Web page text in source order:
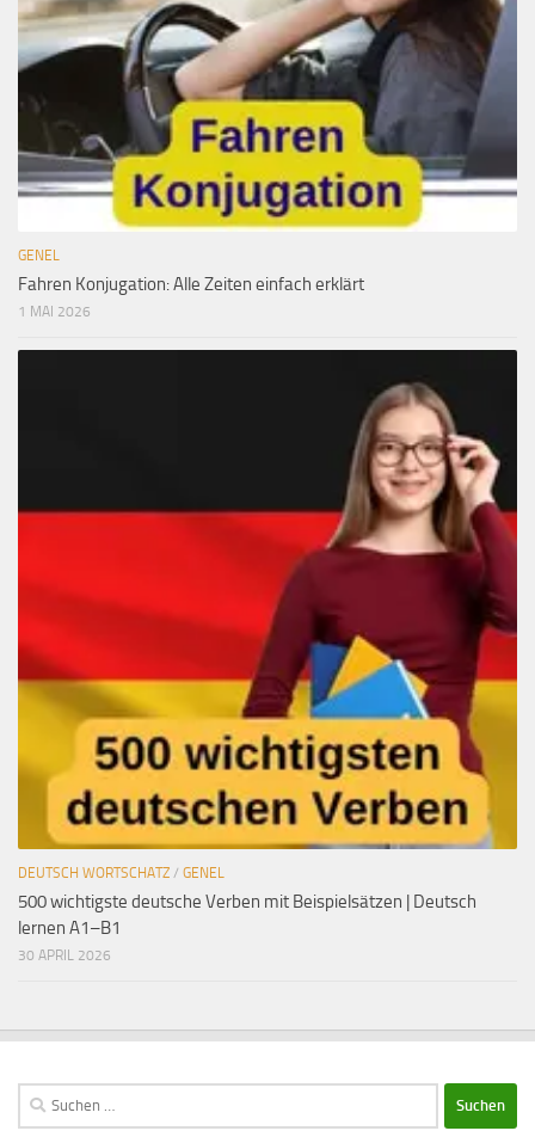
GENEL
Fahren Konjugation: Alle Zeiten einfach erklärt
1 MAI 2026
DEUTSCH WORTSCHATZ / GENEL
500 wichtigste deutsche Verben mit Beispielsätzen | Deutsch
lernen A1–B1
30 APRIL 2026
Suchen
nach: